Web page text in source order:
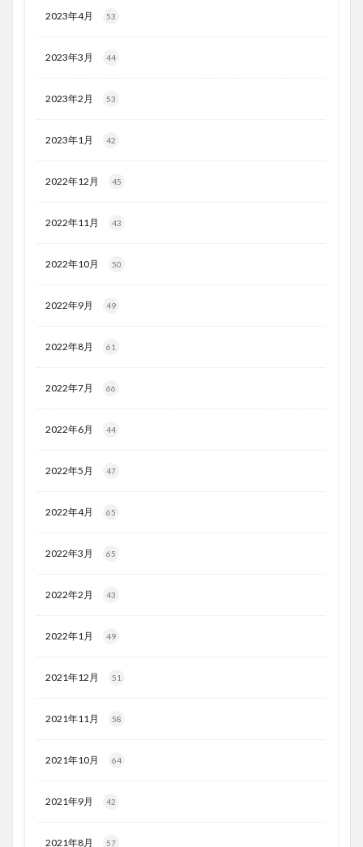
2023年4月 53
2023年3月 44
2023年2月 53
2023年1月 42
2022年12月 45
2022年11月 43
2022年10月 50
2022年9月 49
2022年8月 61
2022年7月 66
2022年6月 44
2022年5月 47
2022年4月 65
2022年3月 65
2022年2月 43
2022年1月 49
2021年12月 51
2021年11月 58
2021年10月 64
2021年9月 42
2021年8月 57